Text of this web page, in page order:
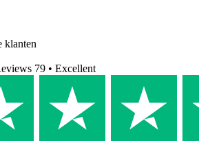
klanten
79 • Excellent